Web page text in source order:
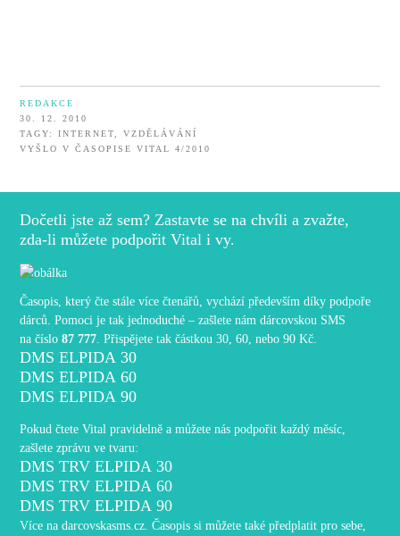
REDAKCE
30. 12. 2010
TAGY:INTERNET ,VZDĚLÁVÁNÍ
VYŠLO V ČASOPISE VITAL 4/2010
Dočetli jste až sem? Zastavte se na chvíli a zvažte,
zda-li můžete podpořit Vital i vy.
Časopis, který čte stále více čtenářů, vychází především díky podpoře
dárců. Pomoci je tak jednoduché – zašlete nám dárcovskou SMS
na číslo87 777 . Přispějete tak částkou 30, 60, nebo 90 Kč.
DMS ELPIDA 30
DMS ELPIDA 60
DMS ELPIDA 90
Pokud čtete Vital pravidelně a můžete nás podpořit každý měsíc,
zašlete zprávu ve tvaru:
DMS TRV ELPIDA 30
DMS TRV ELPIDA 60
DMS TRV ELPIDA 90
Více nadarcovskasms.cz . Časopis si můžete taképředplatit pro sebe,